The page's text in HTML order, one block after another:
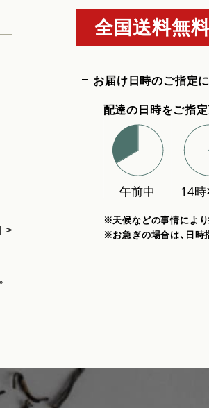
>
全国送料無料
お届け日時のご指定
配達の日時をご指定
※天候などの事情により
※お急ぎの場合は、日時